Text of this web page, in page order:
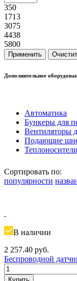
350
1713
3075
4438
5800
Дополнительное
Автоматика
Бункеры для
Вентиляторы
Подающие
Теплоносители
Сортировать по:
популярности
В наличии
2 257.40 руб.
Беспроводной